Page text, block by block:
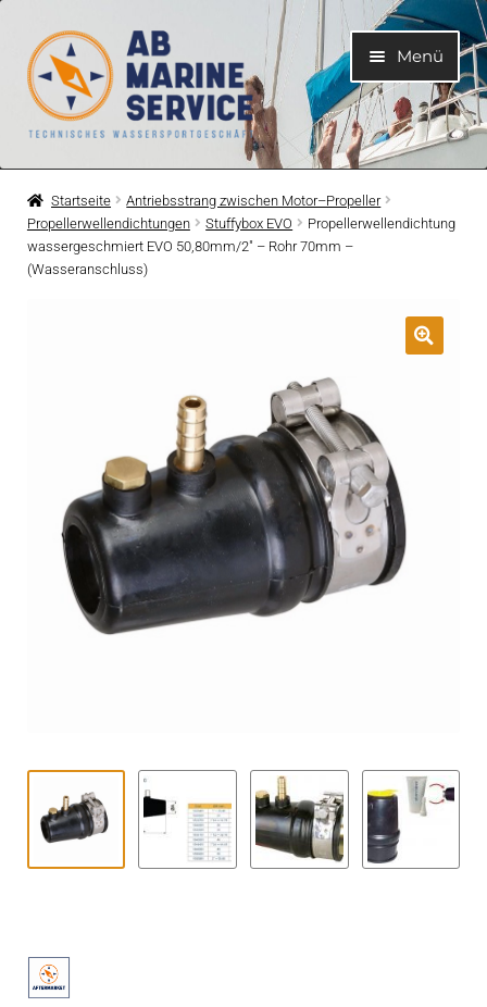
Zur
Navigation
springen
Zum
Inhalt
springen
Menü
Home
Motoren
öffnen
Kontakt
Technikblog
Deutsch
Startseite
Antriebsstrang zwischen Motor–Propeller
Propellerwellendichtungen
Stuffybox EVO
Propellerwellendichtung
wassergeschmiert EVO 50,80mm/2″ – Rohr 70mm –
(Wasseranschluss)